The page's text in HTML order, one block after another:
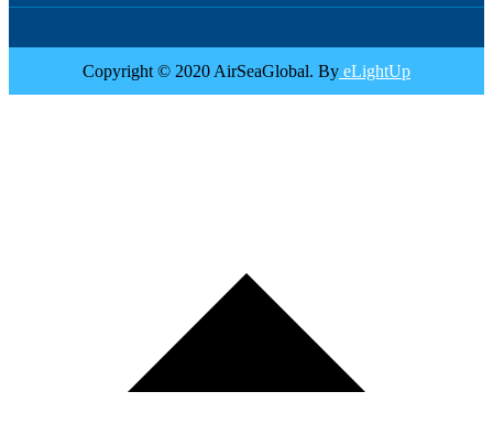
Copyright © 2020 AirSeaGlobal. By eLightUp